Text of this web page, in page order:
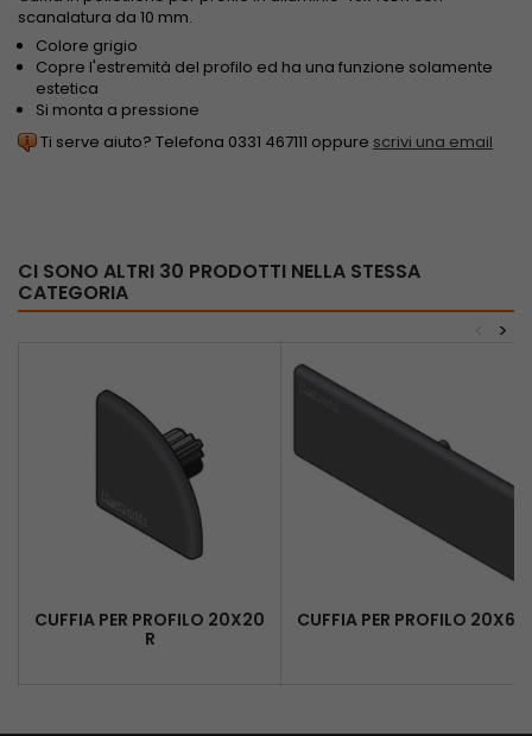
scanalatura da 10 mm.
Colore grigio
Copre l'estremità del profilo ed ha una funzione solamente
estetica
Si monta a pressione
Ti serve aiuto? Telefona 0331 467111 oppure scrivi una email
CI SONO ALTRI 30 PRODOTTI NELLA STESSA
CATEGORIA
>
CUFFIA PER PROFILO 20X20
R
CUFFIA PER PROFILO 20X60